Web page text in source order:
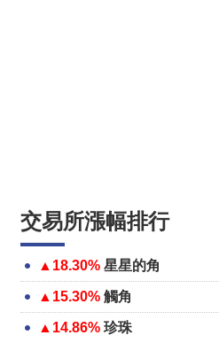
交易所漲幅排行
▲18.30% 星星的角
▲15.30% 觸角
▲14.86% 珍珠